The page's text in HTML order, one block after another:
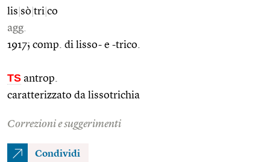
lis sò tri co
agg.
1917; comp. di lisso- e -trico.
TS antrop.
caratterizzato da lissotrichia
Correzioni e suggerimenti
Condividi